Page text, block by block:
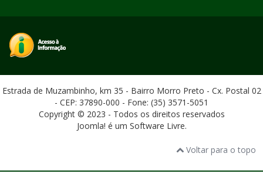
Estrada de Muzambinho, km 35 - Bairro Morro Preto - Cx. Postal 02
- CEP: 37890-000 - Fone: (35) 3571-5051
Copyright © 2023 - Todos os direitos reservados
Joomla! é um Software Livre.
Voltar para o topo